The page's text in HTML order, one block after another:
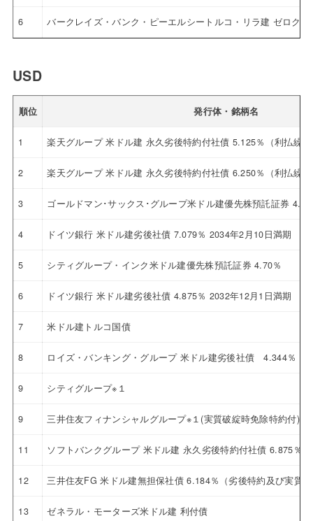
6 バークレイズ・バンク・ピーエルシートルコ・リラ建 ゼロクー
USD
順位 発行体・銘柄名
1 楽天グループ 米ドル建 永久劣後特約付社債 5.125％（利払繰
2 楽天グループ 米ドル建 永久劣後特約付社債 6.250％（利払繰
3 ゴールドマン･サックス･グループ米ドル建優先株預託証券
4 ドイツ銀行 米ドル建劣後社債 7.079％ 2034年2月10日満期
5 シティグループ・インク米ドル建優先株預託証券 4.70％
6 ドイツ銀行 米ドル建劣後社債 4.875％ 2032年12月1日満期
7 米ドル建トルコ国債
8 ロイズ・バンキング・グループ 米ドル建劣後社債 4.344％
9 シティグループ※１
9 三井住友フィナンシャルグループ※１(実質破綻時免除特約付)
11 ソフトバンクグループ 米ドル建 永久劣後特約付社債 6.875％
12 三井住友FG 米ドル建無担保社債 6.184％（劣後特約及び実質
13 ゼネラル・モーターズ米ドル建 利付債